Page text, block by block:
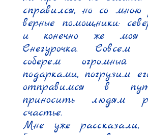
справился, но со
верные помощники:
и конечно же моя
Снегурочка.
соберем
подарками, погрузим
отправимся в
приносить людям
счастье.
Мне уже